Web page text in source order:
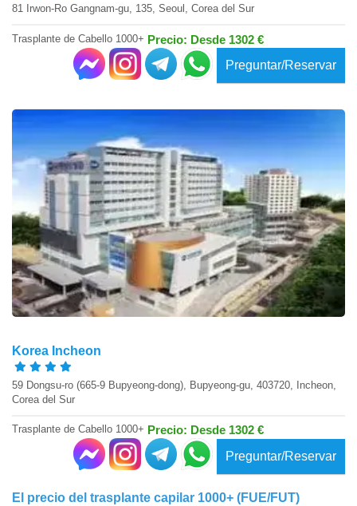
81 Irwon-Ro Gangnam-gu, 135, Seoul, Corea del Sur
Trasplante de Cabello 1000+ Precio: Desde 1302 €
Preguntar/Reservar
Korea Incheon
59 Dongsu-ro (665-9 Bupyeong-dong), Bupyeong-gu, 403720, Incheon,
Corea del Sur
Trasplante de Cabello 1000+ Precio: Desde 1302 €
Preguntar/Reservar
El precio del trasplante capilar 1000+ (FUE/FUT)